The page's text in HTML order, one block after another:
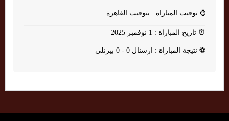
⌚ توقيت المباراة : بتوقيت القاهرة
⏰ تاريخ المباراة : 1 نوفمبر 2025
⚽ نتيجة المباراة : ارسنال 0 - 0 بيرنلي